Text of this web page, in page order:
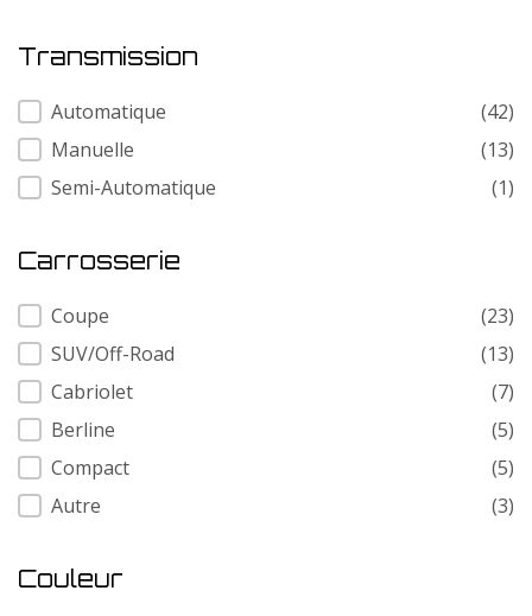
Transmission
Transmission
Automatique
(42)
Manuelle
(13)
Semi-Automatique
(1)
Carrosserie
Carrosserie
Coupe
(23)
SUV/Off-Road
(13)
Cabriolet
(7)
Berline
(5)
Compact
(5)
Autre
(3)
Couleur